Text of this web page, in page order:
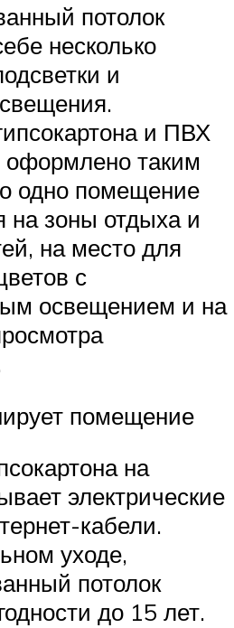
потолок
несколько
и
и ПВХ
таким
одно помещение
на зоны отдыха и
на место для
с
освещением и на
помещение
на
электрические
кабели.
уходе,
потолок
до 15 лет.